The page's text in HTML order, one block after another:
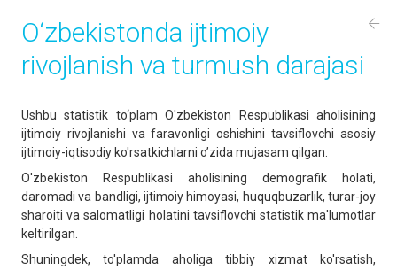
O‘zbekistondа ijtimoiy
rivojlаnish vа turmush dаrаjаsi
Ushbu statistik to‘plаm O'zbekiston Respublikasi aholisining
ijtimoiy rivojlanishi va faravonligi oshishini tavsiflovchi asosiy
ijtimoiy-iqtisodiy ko'rsatkichlarni o’zida mujasam qilgan.
O'zbekiston Respublikasi aholisining demografik holati,
daromadi va bandligi, ijtimoiy himoyasi, huquqbuzarlik, turar-joy
sharoiti va salomatligi holatini tavsiflovchi statistik ma'lumotlar
keltirilgan.
Shuningdek, to'plamda aholiga tibbiy xizmat ko'rsatish,